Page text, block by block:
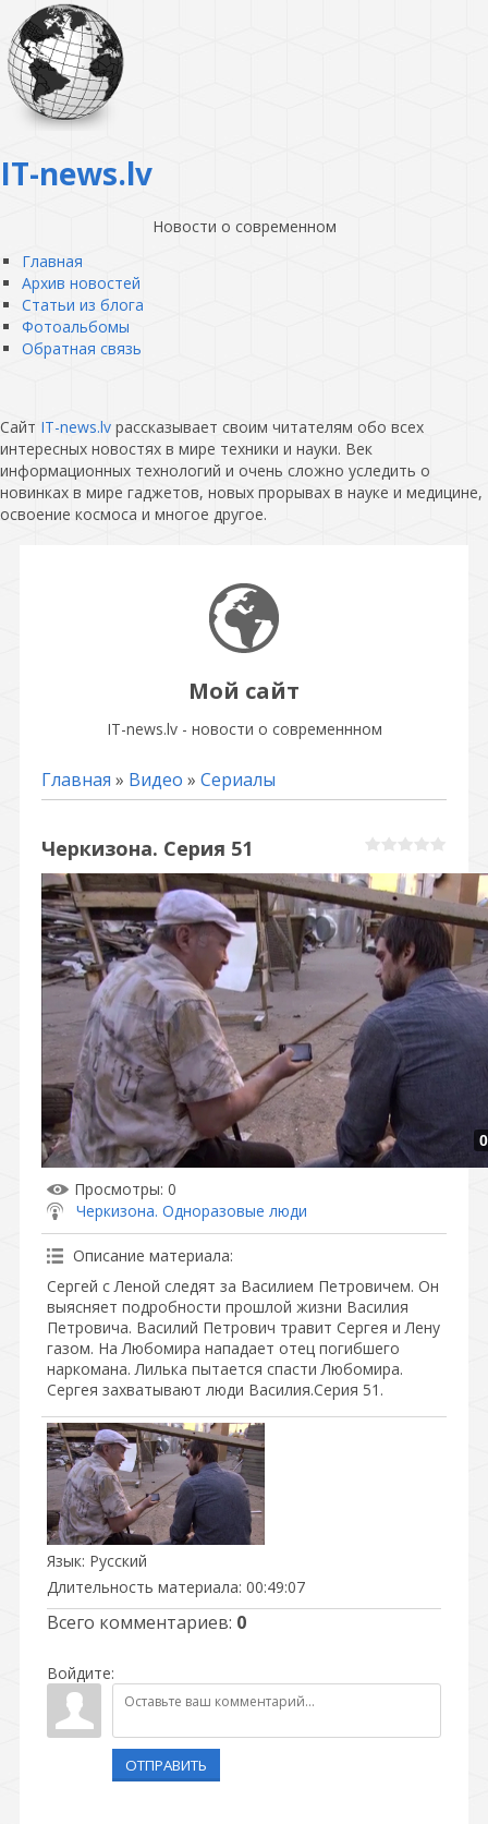
IT-news.lv
Новости о современном
Главная
Архив новостей
Статьи из блога
Фотоальбомы
Обратная связь
Сайт IT-news.lv рассказывает своим читателям обо всех
интересных новостях в мире техники и науки. Век
информационных технологий и очень сложно уследить о
новинках в мире гаджетов, новых прорывах в науке и медицине,
освоение космоса и многое другое.
Мой сайт
IT-news.lv - новости о современнном
Главная » Видео » Сериалы
Черкизона. Серия 51
Просмотры: 0
Черкизона. Одноразовые люди
Описание материала:
Сергей с Леной следят за Василием Петровичем. Он
выясняет подробности прошлой жизни Василия
Петровича. Василий Петрович травит Сергея и Лену
газом. На Любомира нападает отец погибшего
наркомана. Лилька пытается спасти Любомира.
Сергея захватывают люди Василия.Серия 51.
Язык: Русский
Длительность материала: 00:49:07
Всего комментариев: 0
Войдите:
ОТПРАВИТЬ